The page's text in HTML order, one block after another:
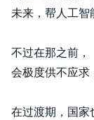
未来，帮人工智
不过在那之前，
会极度供不应求
在过渡期，国